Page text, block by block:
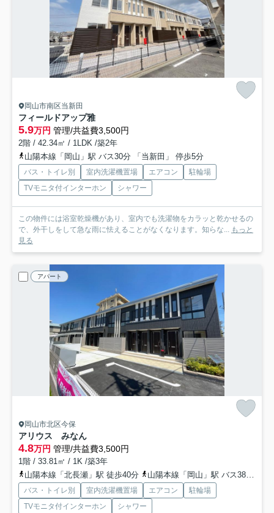
岡山市南区当新田
フィールドアップ雅
5.9万円 管理/共益費3,500円
2階 / 42.34㎡ / 1LDK /築2年
山陽本線「岡山」駅 バス30分 「当新田」 停歩5分
バス・トイレ別 室内洗濯機置場 エアコン
駐輪場
TVモニタ付インターホン
シャワー
この物件には浴室乾燥機があり、室内でも洗濯物をカラッと乾かせるの
で、外干しをして急な雨に怯えることがなくなります。知らな... もっと
見る
アパート
岡山市北区今保
アリウス みなん
4.8万円 管理/共益費3,500円
1階 / 33.81㎡ / 1K /築3年
山陽本線「北長瀬」駅 徒歩40分
山陽本線「岡山」駅 バス38分 「鉄工センター前」 停歩16分
バス・トイレ別 室内洗濯機置場 エアコン
駐輪場
TVモニタ付インターホン
シャワー